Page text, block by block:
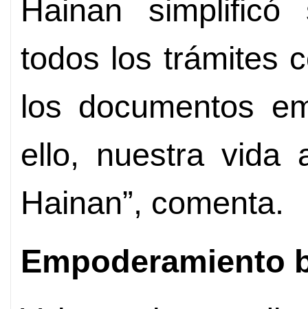
Hainan
todos los trámites
los documentos
ello, nuestra vida
Hainan”, comenta.
Empoderamiento